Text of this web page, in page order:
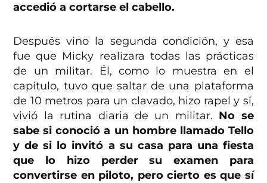
accedió a cortarse el cabello.
Después vino la segunda condición, y esa
fue que Micky realizara todas las prácticas
de un militar. Él, como lo muestra en el
capítulo, tuvo que saltar de una plataforma
de 10 metros para un clavado, hizo rapel y sí,
vivió la rutina diaria de un militar. No se
sabe si conoció a un hombre llamado Tello
y de si lo invitó a su casa para una fiesta
que lo hizo perder su examen para
convertirse en piloto, pero cierto es que sí